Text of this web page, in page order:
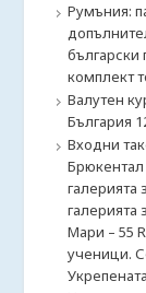
Румъния:
български
комплект
Валутен
България
Входни
Брюкентал
галерията
галерията
Мари – 55
ученици.